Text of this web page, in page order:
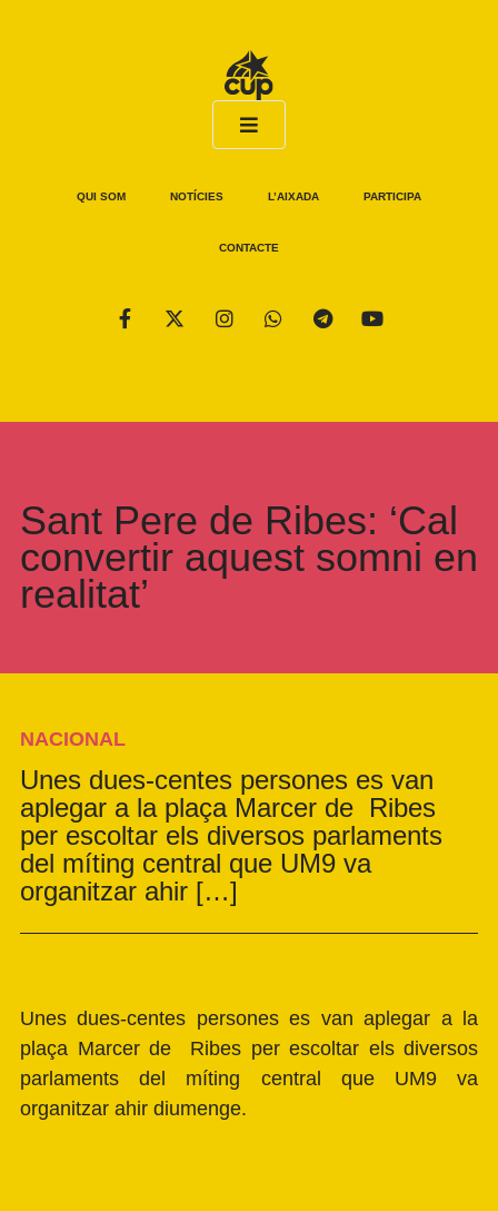
QUI SOM NOTÍCIES L’AIXADA PARTICIPA
CONTACTE
Sant Pere de Ribes: ‘Cal
convertir aquest somni en
realitat’
NACIONAL
Unes dues-centes persones es van
aplegar a la plaça Marcer de Ribes
per escoltar els diversos parlaments
del míting central que UM9 va
organitzar ahir […]
Unes dues-centes persones es van aplegar a la
plaça Marcer de Ribes per escoltar els diversos
parlaments del míting central que UM9va
organitzar ahir diumenge.